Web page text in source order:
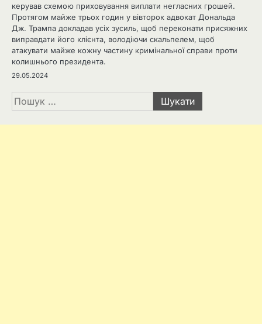
керував схемою приховування виплати негласних грошей.
Протягом майже трьох годин у вівторок адвокат Дональда
Дж. Трампа докладав усіх зусиль, щоб переконати присяжних
виправдати його клієнта, володіючи скальпелем, щоб
атакувати майже кожну частину кримінальної справи проти
колишнього президента.
29.05.2024
Пошук: